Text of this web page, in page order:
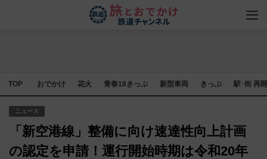
TOP おでかけ 花火 青春18きっぷ 新型車両 きっぷ 駅･街 再
ニュース
「新空港線」整備に向け速達性向上計画
の認定を申請！運行開始時期は令和20年